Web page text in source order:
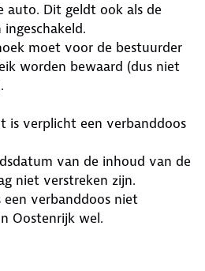
auto. Dit geldt ook als de
moet voor de bestuurder
worden bewaard (dus niet
is verplicht een verbanddoos
van de inhoud van de
niet verstreken zijn.
een verbanddoos niet
Oostenrijk wel.